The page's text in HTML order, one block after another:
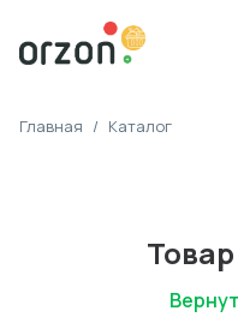
Главная / Каталог